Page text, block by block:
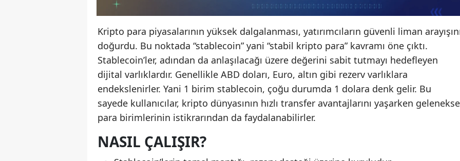
Kripto para piyasalarının yüksek dalgalanması, yatırımcıların güvenli liman
doğurdu. Bu noktada “stablecoin” yani “stabil kripto para” kavramı öne çıktı.
Stablecoin’ler, adından da anlaşılacağı üzere değerini sabit tutmayı hedefleyen
dijital varlıklardır. Genellikle ABD doları, Euro, altın gibi rezerv varlıklara
endekslenirler. Yani 1 birim stablecoin, çoğu durumda 1 dolara denk gelir. Bu
sayede kullanıcılar, kripto dünyasının hızlı transfer avantajlarını yaşarken
para birimlerinin istikrarından da faydalanabilirler.
NASIL ÇALIŞIR?